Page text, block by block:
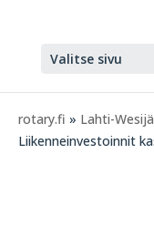
Valitse sivu
rotary.fi » Lahti-
Liikenneinvestoinnit